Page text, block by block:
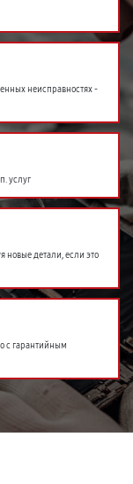
неисправностях -
услуг
новые детали, если это
с гарантийным